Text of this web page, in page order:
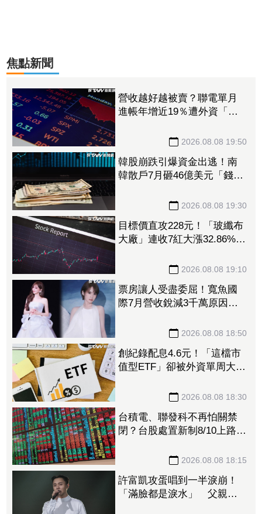
焦點新聞
營收越好越被賣？聯電單月
進帳年增近19％遭外資「砍
營收刷49個月新高也挨刀
2026.08.08 19:50
韓股崩跌引爆資金出逃！南
韓散戶7月砸46億美元「錢」
2026.08.08 19:30
目標價直攻228元！「玻纖布
大廠」連收7紅大漲32.86%
2026.08.08 19:10
票房讓人受盡委屈！寬魚國
際7月營收銳減3千萬原因曝
網笑翻：是吃了誠實果實嗎
2026.08.08 18:50
創紀錄配息4.6元！「這檔市
值型ETF」卻被外資單周大砍
被抽回2億元
2026.08.08 18:30
台積電、聯發科不再怕關禁
閉？台股處置新制8/10上路！
2026.08.08 18:15
許富凱攻蛋唱到一半淚崩！
「滿臉都是淚水」 父親節